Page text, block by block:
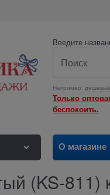
Введите
Например:
Только
беспокоить.
О магазине
(KS-811)